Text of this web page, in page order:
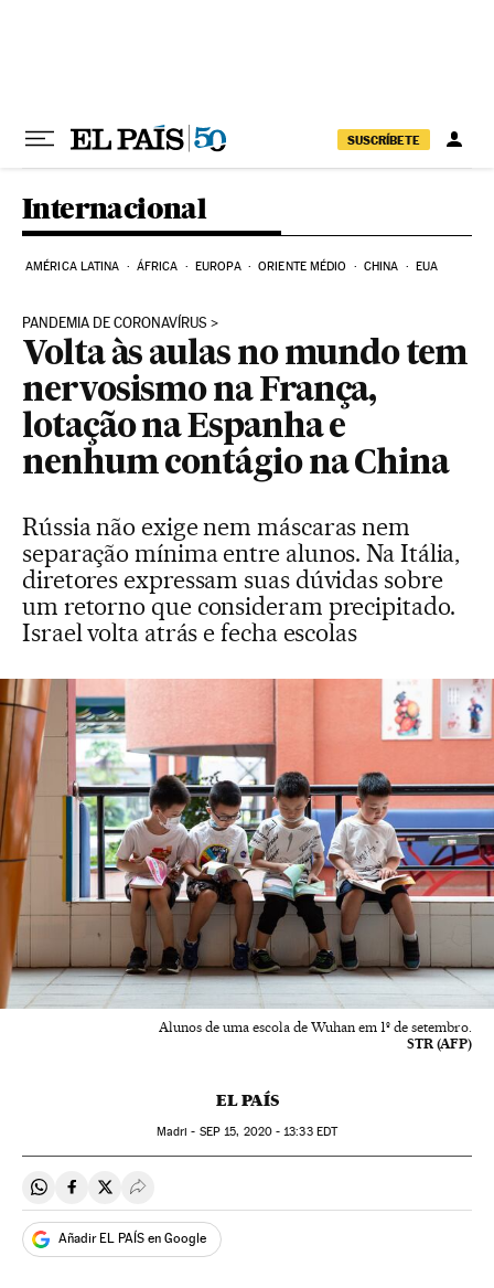
SUSCRÍBETE
Internacional
AMÉRICA LATINA ÁFRICA EUROPA ORIENTE MÉDIO CHINA EUA
PANDEMIA DE CORONAVÍRUS
Volta às aulas no mundo tem
nervosismo na França,
lotação na Espanha e
nenhum contágio na China
Rússia não exige nem máscaras nem
separação mínima entre alunos. Na Itália,
diretores expressam suas dúvidas sobre
um retorno que consideram precipitado.
Israel volta atrás e fecha escolas
Alunos de uma escola de Wuhan em 1º de setembro.
STR (AFP)
EL PAÍS
Madri - SEP 15, 2020 - 13:33EDT
Compartir en Whatsapp
Compartir en Facebook
Compartir en Twitter
Desplegar Redes Sociales
Añadir EL PAÍS en Google